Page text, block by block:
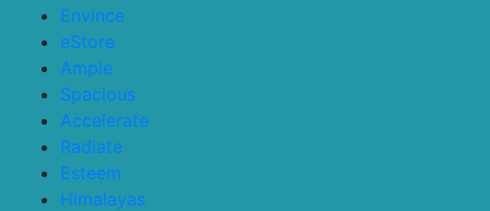
Envince
eStore
Ample
Spacious
Accelerate
Radiate
Esteem
Himalayas